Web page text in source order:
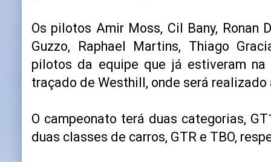
Os pilotos Amir Moss, Cil Bany, Ronan
Guzzo, Raphael Martins, Thiago
pilotos da equipe que já estiveram
traçado de Westhill, onde será
O campeonato terá duas categorias,
duas classes de carros, GTR e TBO,